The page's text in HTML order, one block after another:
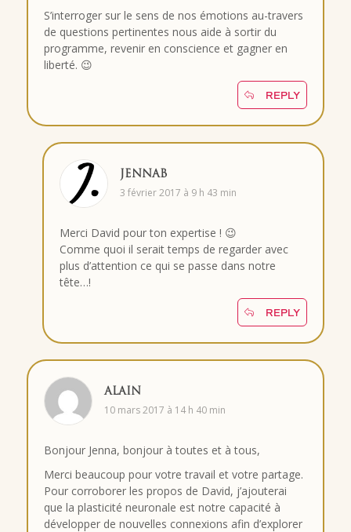
S’interroger sur le sens de nos émotions au-travers
de questions pertinentes nous aide à sortir du
programme, revenir en conscience et gagner en
liberté. 😉
REPLY
JENNAB
3 février 2017 à 9 h 43 min
Merci David pour ton expertise ! 😉
Comme quoi il serait temps de regarder avec
plus d’attention ce qui se passe dans notre
tête…!
REPLY
ALAIN
10 mars 2017 à 14 h 40 min
Bonjour Jenna, bonjour à toutes et à tous,
Merci beaucoup pour votre travail et votre partage.
Pour corroborer les propos de David, j’ajouterai
que la plasticité neuronale est notre capacité à
développer de nouvelles connexions afin d’explorer